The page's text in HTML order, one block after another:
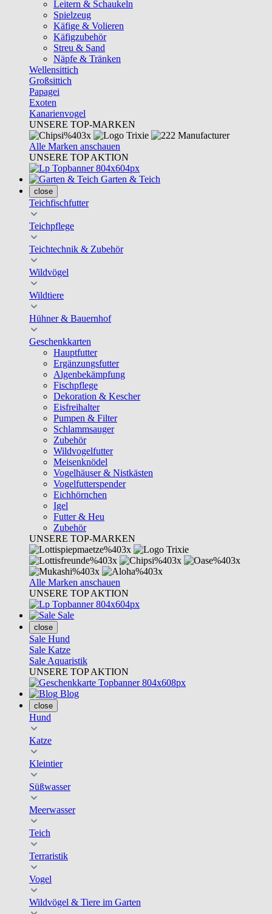
Leitern & Schaukeln
Spielzeug
Käfige & Volieren
Käfigzubehör
Streu & Sand
Näpfe & Tränken
Wellensittich
Großsittich
Papagei
Exoten
Kanarienvogel
UNSERE TOP-MARKEN
Alle Marken anschauen
UNSERE TOP AKTION
Garten & Teich
close
Teichfischfutter
Teichpflege
Teichtechnik & Zubehör
Wildvögel
Wildtiere
Hühner & Bauernhof
Geschenkkarten
Hauptfutter
Ergänzungsfutter
Algenbekämpfung
Fischpflege
Dekoration & Kescher
Eisfreihalter
Pumpen & Filter
Schlammsauger
Zubehör
Wildvogelfutter
Meisenknödel
Vogelhäuser & Nistkästen
Vogelfutterspender
Eichhörnchen
Igel
Futter & Heu
Zubehör
UNSERE TOP-MARKEN
Alle Marken anschauen
UNSERE TOP AKTION
Sale
close
Sale Hund
Sale Katze
Sale Aquaristik
UNSERE TOP AKTION
Blog
close
Hund
Katze
Kleintier
Süßwasser
Meerwasser
Teich
Terraristik
Vogel
Wildvögel & Tiere im Garten